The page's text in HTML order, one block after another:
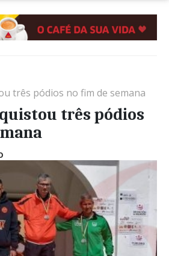
três pódios no fim de semana
três pódios